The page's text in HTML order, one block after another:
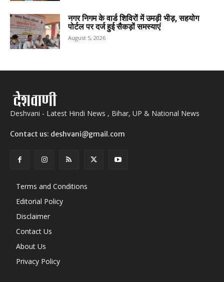
नगर निगम के वार्ड शिविरों में उमड़ी भीड़, सहयोग
पोर्टल पर दर्ज हुई सैकड़ों समस्याएं
August 5, 2026
Deshvani - Latest Hindi News , Bihar, UP & National News
Contact us: deshvani@gmail.com
Terms and Conditions
Editorial Policy
Disclaimer
Contact Us
About Us
Privacy Policy